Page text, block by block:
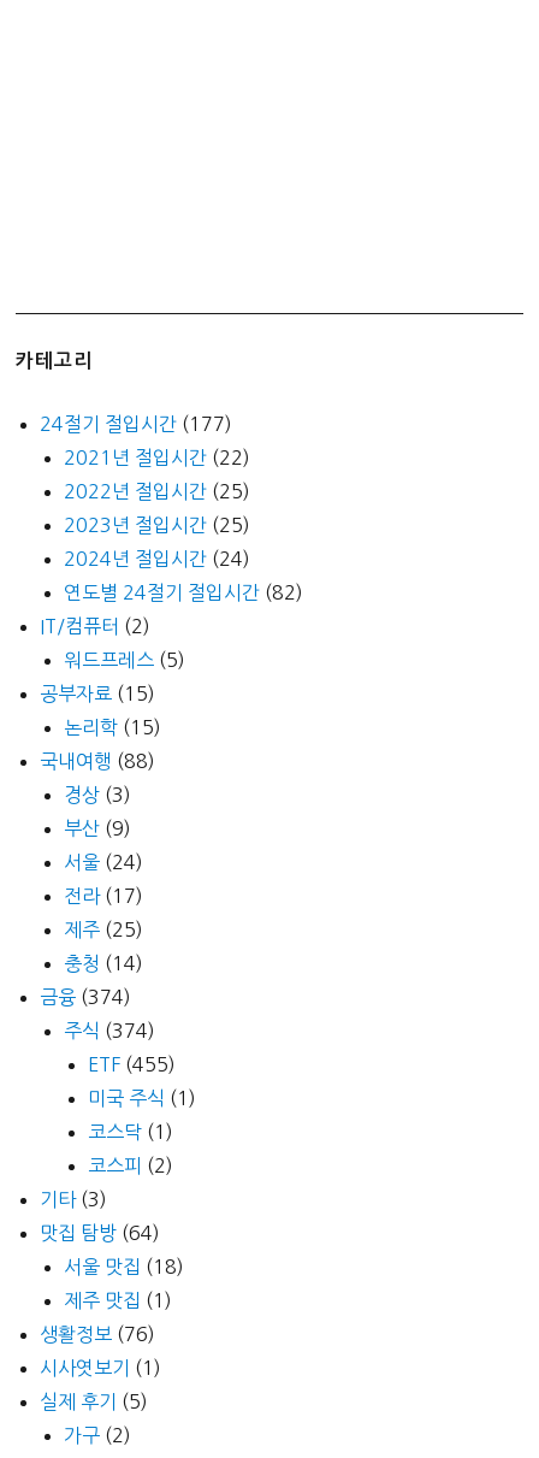
카테고리
24절기 절입시간 (177)
2021년 절입시간 (22)
2022년 절입시간 (25)
2023년 절입시간 (25)
2024년 절입시간 (24)
연도별 24절기 절입시간 (82)
IT/컴퓨터 (2)
워드프레스 (5)
공부자료 (15)
논리학 (15)
국내여행 (88)
경상 (3)
부산 (9)
서울 (24)
전라(17)
제주 (25)
충청 (14)
금융 (374)
주식 (374)
ETF (455)
미국 주식 (1)
코스닥 (1)
코스피 (2)
기타(3)
맛집 탐방 (64)
서울 맛집 (18)
제주 맛집 (1)
생활정보 (76)
시사엿보기
(1)
실제 후기
(5)
가구 (2)